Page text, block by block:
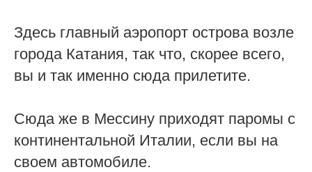
Здесь главный аэропорт острова возле
города Катания, так что, скорее всего,
вы и так именно сюда прилетите.
Сюда же в Мессину приходят паромы с
континентальной Италии, если вы на
своем автомобиле.